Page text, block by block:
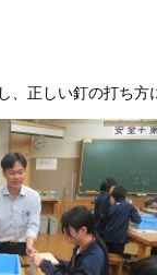
正しい釘の打ち方